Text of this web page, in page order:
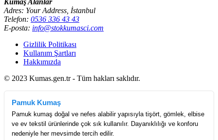
Kumaş Alanlar
Adres: Your Address, İstanbul
Telefon: 0536 336 43 43
E-posta: info@stokkumasci.com
Gizlilik Politikası
Kullanım Şartları
Hakkımızda
© 2023 Kumas.gen.tr - Tüm hakları saklıdır.
Pamuk Kumaş
Pamuk kumaş doğal ve nefes alabilir yapısıyla tişört, gömlek, elbise
ve ev tekstil ürünlerinde çok sık kullanılır. Dayanıklılığı ve konforu
nedeniyle her mevsimde tercih edilir.